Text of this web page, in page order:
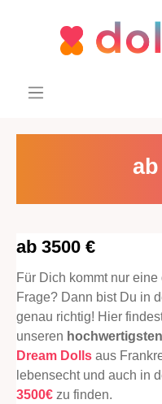
ab 3500 €
Für Dich kommt nur eine
Frage? Dann bist Du in
genau richtig! Hier
unseren
Dream Dolls aus
lebensecht und auch in
3500€ zu finden.